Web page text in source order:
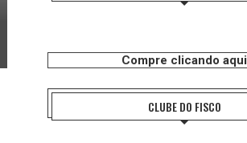
Compre clicando aqui
CLUBE DO FISCO